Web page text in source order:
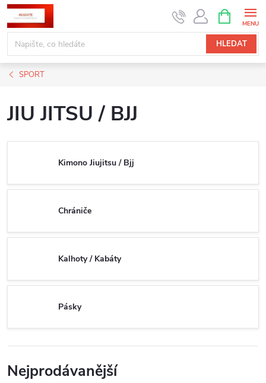
Přejít
na
obsah
HLEDAT
NÁKUPNÍ
KOŠÍK
SPORT
JIU JITSU / BJJ
Kimono Jiujitsu / Bjj
Chrániče
Kalhoty / Kabáty
Pásky
Nejprodávanější